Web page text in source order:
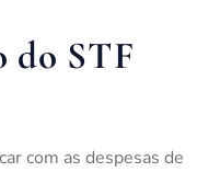
do STF
com as despesas de